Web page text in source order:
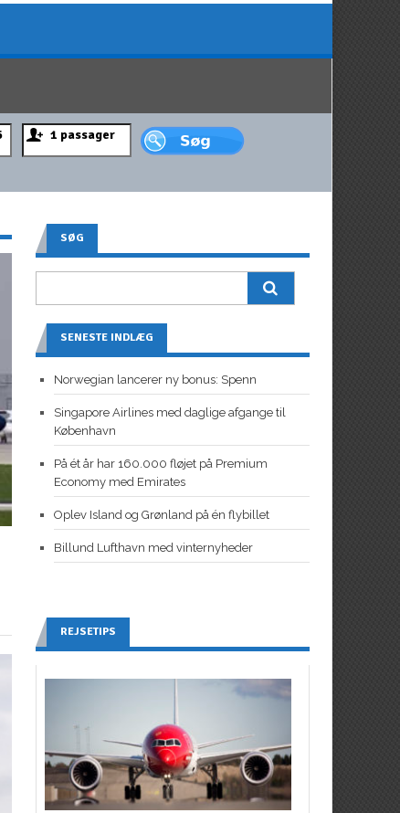
SØG
SENESTE INDLÆG
Norwegian lancerer ny bonus: Spenn
Singapore Airlines med daglige afgange til
København
På ét år har 160.000 fløjet på Premium
Economy med Emirates
Oplev Island og Grønland på én flybillet
Billund Lufthavn med vinternyheder
REJSETIPS